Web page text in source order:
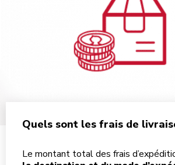
Quels sont les frais de
Le montant total des frais